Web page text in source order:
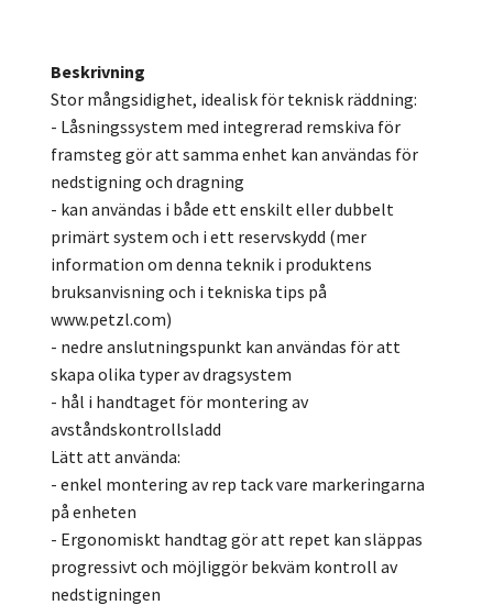
Beskrivning
Stor mångsidighet, idealisk för teknisk räddning:
- Låsningssystem med integrerad remskiva för
framsteg gör att samma enhet kan användas för
nedstigning och dragning
- kan användas i både ett enskilt eller dubbelt
primärt system och i ett reservskydd (mer
information om denna teknik i produktens
bruksanvisning och i tekniska tips på
www.petzl.com)
- nedre anslutningspunkt kan användas för att
skapa olika typer av dragsystem
- hål i handtaget för montering av
avståndskontrollsladd
Lätt att använda:
- enkel montering av rep tack vare markeringarna
på enheten
- Ergonomiskt handtag gör att repet kan släppas
progressivt och möjliggör bekväm kontroll av
nedstigningen